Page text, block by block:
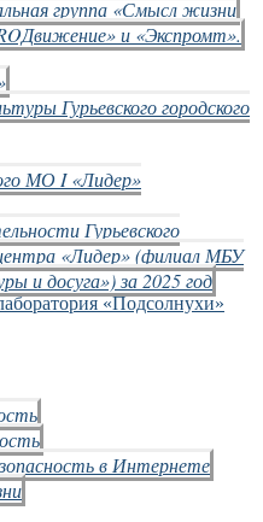
группа «Смысл жизни
и «Экспромт».
Гурьевского городского
МО I «Лидер»
Гурьевского
«Лидер» (филиал МБУ
и досуга») за 2025 год
«Подсолнухи»
в Интернете